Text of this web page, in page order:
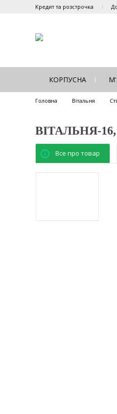
Кредит та розстрочка
КОРПУСНА
Головна Вітальня
ВІТАЛЬНЯ-
Все про товар